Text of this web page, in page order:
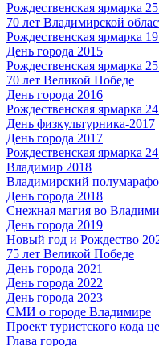
Рождественская ярмарка
70 лет Владимирской
Рождественская ярмарка
День города 2015
Рождественская ярмарка
70 лет Великой Победе
День города 2016
Рождественская ярмарка
День физкультурника-2017
День города 2017
Рождественская ярмарка
Владимир 2018
Владимирский
День города 2018
Снежная магия во
День города 2019
Новый год и Рождество
75 лет Великой Победе
День города 2021
День города 2022
День города 2023
СМИ о городе Владимире
Проект туристского кода
Глава города